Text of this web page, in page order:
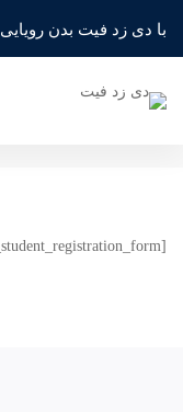
با دی زد فیت بدن
خانه ثبت نام دانشجو
[tutor_student_registration_form]